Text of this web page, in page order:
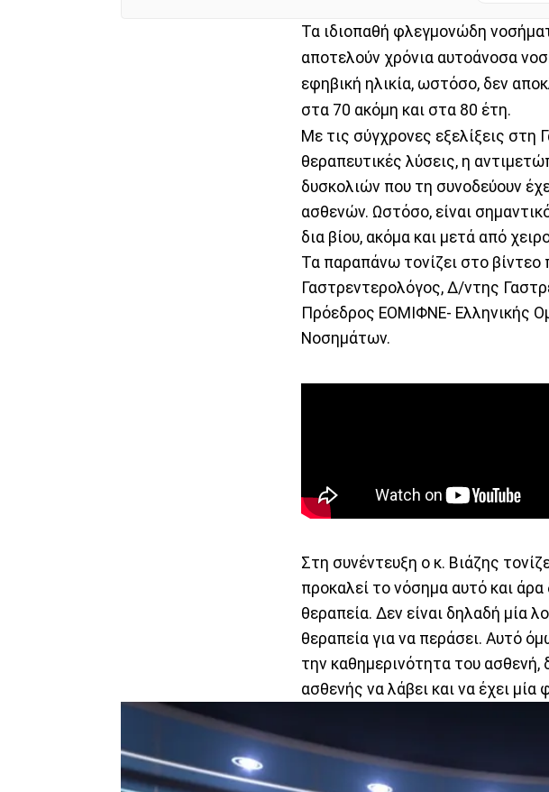
Τα ιδιοπαθή φλεγμονώδη
αποτελούν χρόνια αυτοάνοσα
εφηβική ηλικία, ωστόσο, δεν
στα 70 ακόμη και στα 80 έτη.
Με τις σύγχρονες εξελίξεις στη
θεραπευτικές λύσεις, η
δυσκολιών που τη συνοδεύουν
ασθενών. Ωστόσο, είναι
δια βίου, ακόμα και μετά από
Τα παραπάνω τονίζει στο βίντεο
Γαστρεντερολόγος, Δ/ντης
Πρόεδρος ΕΟΜΙΦΝΕ- Ελληνικής
Νοσημάτων.
Στη συνέντευξη ο κ. Βιάζης
προκαλεί το νόσημα αυτό και
θεραπεία. Δεν είναι δηλαδή μία
θεραπεία για να περάσει. Αυτό
την καθημερινότητα του ασθενή,
ασθενής να λάβει και να έχει μία